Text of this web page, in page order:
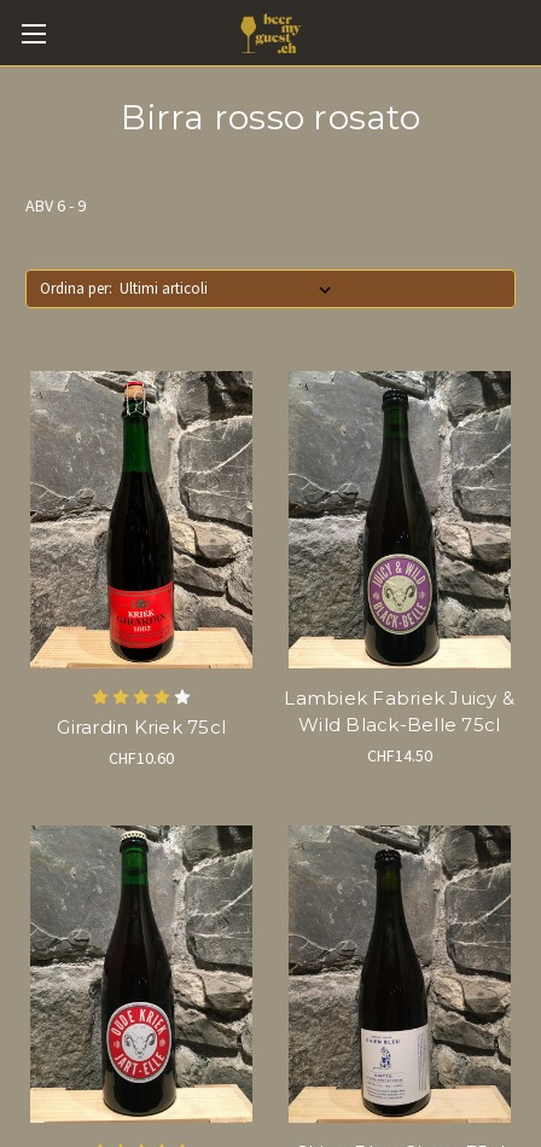
Birra rosso rosato
ABV 6 - 9
Ordina per:
Girardin Kriek 75cl
CHF10.60
Lambiek Fabriek Juicy &
Wild Black-Belle 75cl
CHF14.50